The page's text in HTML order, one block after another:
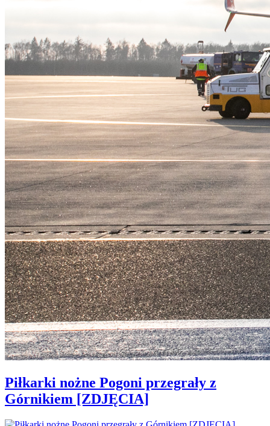
Piłkarki nożne Pogoni przegrały z
Górnikiem [ZDJĘCIA]